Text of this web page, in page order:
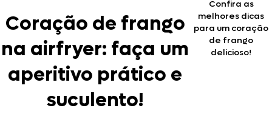
Coração de frango
na airfryer: faça um
aperitivo prático e
suculento!
Confira as
melhores dicas
para um coração
de frango
delicioso!